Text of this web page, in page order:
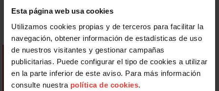
Esta página web usa cookies
Utilizamos cookies propias y de terceros para facilitar la
navegación, obtener información de estadísticas de uso
de nuestros visitantes y gestionar campañas
publicitarias. Puede configurar el tipo de cookies a utilizar
en la parte inferior de este aviso. Para más información
consulte nuestra política de cookies.